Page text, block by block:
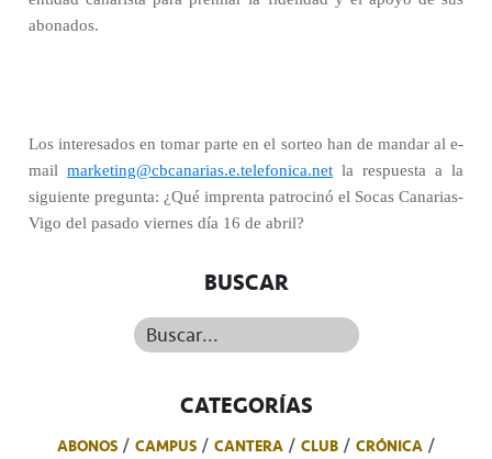
abonados.
Los interesados en tomar parte en el sorteo han de mandar al e-
mail marketing@cbcanarias.e.telefonica.net la respuesta a la
siguiente pregunta: ¿Qué imprenta patrocinó el Socas Canarias-
Vigo del pasado viernes día 16 de abril?
BUSCAR
Buscar...
CATEGORÍAS
ABONOS CAMPUS CANTERA CLUB
CRÓNICA